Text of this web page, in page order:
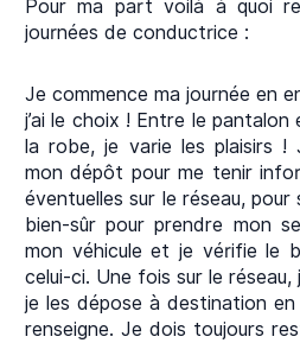
Pour ma part voilà à quoi
journées de conductrice :
Je commence ma journée en
j’ai le choix ! Entre le pantalon
la robe, je varie les plaisirs !
mon dépôt pour me tenir
éventuelles sur le réseau, pour
bien-sûr pour prendre mon
mon véhicule et je vérifie le
celui-ci. Une fois sur le réseau,
je les dépose à destination
renseigne. Je dois toujours